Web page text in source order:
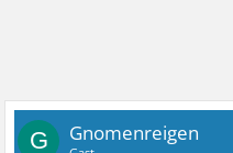
G Gnomenreigen